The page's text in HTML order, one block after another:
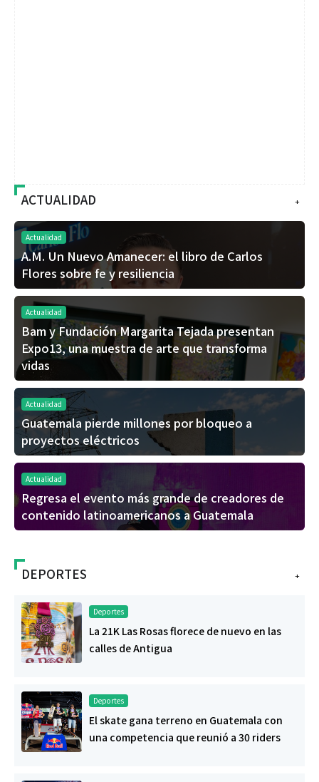
+
ACTUALIDAD
Actualidad
A.M. Un Nuevo Amanecer: el libro de Carlos
Flores sobre fe y resiliencia
Actualidad
Bam y Fundación Margarita Tejada presentan
Expo13, una muestra de arte que transforma
vidas
Actualidad
Guatemala pierde millones por bloqueo a
proyectos eléctricos
Actualidad
Regresa el evento más grande de creadores de
contenido latinoamericanos a Guatemala
+
DEPORTES
Deportes
La 21K Las Rosas florece de nuevo en las
calles de Antigua
Deportes
El skate gana terreno en Guatemala con
una competencia que reunió a 30 riders